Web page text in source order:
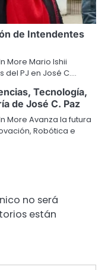
de Intendentes
More Mario Ishii
PJ en José C.…
Tecnología,
de José C. Paz
More Avanza la futura
Robótica e
no será
están